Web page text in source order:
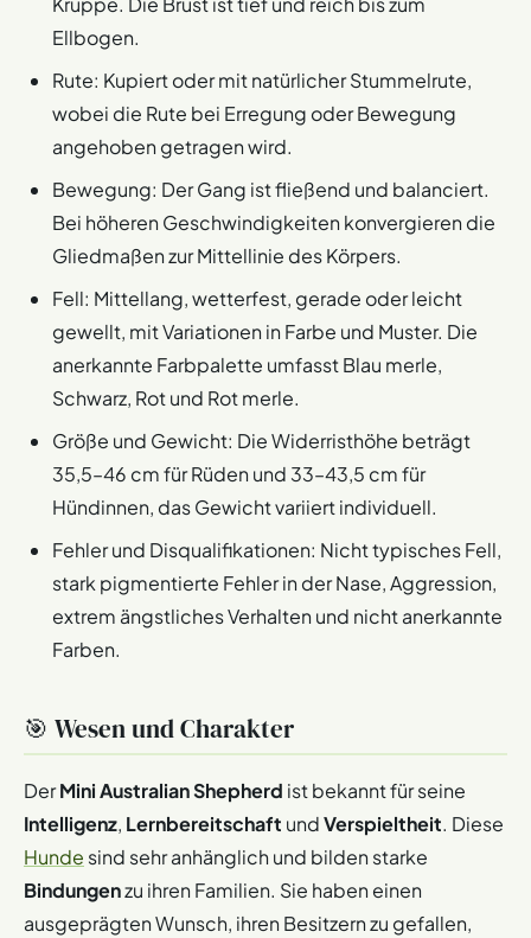
Ellbogen.
Rute: Kupiert oder mit natürlicher Stummelrute,
wobei die Rute bei Erregung oder Bewegung
angehoben getragen wird.
Bewegung: Der Gang ist fließend und balanciert.
Bei höheren Geschwindigkeiten konvergieren die
Gliedmaßen zur Mittellinie des Körpers.
Fell: Mittellang, wetterfest, gerade oder leicht
gewellt, mit Variationen in Farbe und Muster. Die
anerkannte Farbpalette umfasst Blau merle,
Schwarz, Rot und Rot merle.
Größe und Gewicht: Die Widerristhöhe beträgt
35,5–46 cm für Rüden und 33–43,5 cm für
Hündinnen, das Gewicht variiert individuell.
Fehler und Disqualifikationen: Nicht typisches Fell,
stark pigmentierte Fehler in der Nase, Aggression,
extrem ängstliches Verhalten und nicht anerkannte
Farben.
🎯 Wesen und Charakter
DerMini Australian Shepherd ist bekannt für seine
Intelligenz, Lernbereitschaft undVerspieltheit. Diese
Hunde sind sehr anhänglich und bilden starke
Bindungenzu ihren Familien. Sie haben einen
ausgeprägten Wunsch, ihren Besitzern zu gefallen,